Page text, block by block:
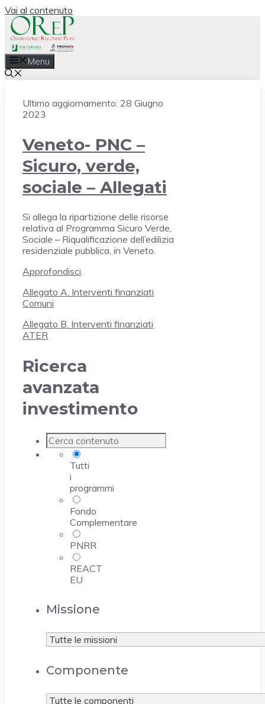
Vai al contenuto
Menu
Ultimo aggiornamento: 28 Giugno
2023
Veneto- PNC –
Sicuro, verde,
sociale – Allegati
Si allega la ripartizione delle risorse
relativa al Programma Sicuro Verde,
Sociale – Riqualificazione dell’edilizia
residenziale pubblica, in Veneto.
Approfondisci.
Allegato A. Interventi finanziati
Comuni
Allegato B. Interventi finanziati
ATER
Ricerca
avanzata
investimento
Tutti
i
programmi
Fondo
Complementare
PNRR
REACT
EU
Missione
Componente